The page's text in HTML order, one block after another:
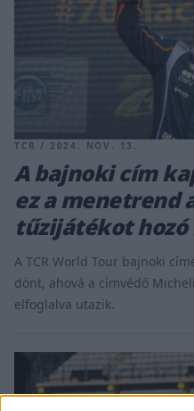
TCR / 2024. NOV. 13.
A bajnoki cím
ez a menetrend
tűzijátékot
A TCR World Tour bajnoki
dönt, ahová a címvédő
elfoglalva utazik.